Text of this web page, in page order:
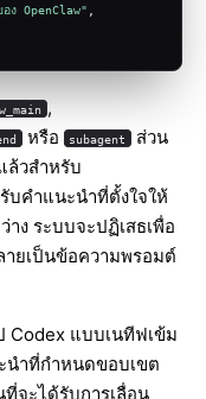
ง OpenClaw"
,
หรือ subagent ส่วน
ล้วสำหรับ
บคำแนะนำที่ตั้งใจให้
าง ระบบจะปฏิเสธเพื่อ
ายเป็นข้อความพรอมต์
Codex แบบเนทีฟเข้ม
นำที่กำหนดขอบเขต
จะได้รับการเลื่อน